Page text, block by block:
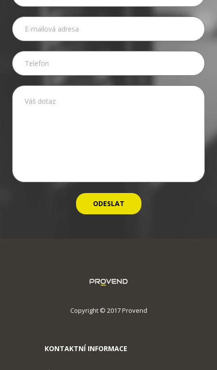
Copyright © 2017 Provend
KONTAKTNÍ INFORMACE